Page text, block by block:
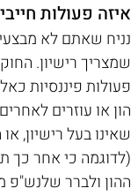
איזה פעולות
נניח שאתם לא
שמצריך רישיון.
פעולות פיננסיות
הון או עוזרים
שאינו בעל
(לדוגמה כי אחר כך
ההון ולברר שלנש"פ